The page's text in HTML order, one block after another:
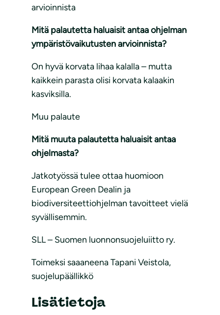
arvioinnista
Mitä palautetta haluaisit antaa ohjelman
ympäristövaikutusten arvioinnista?
On hyvä korvata lihaa kalalla – mutta
kaikkein parasta olisi korvata kalaakin
kasviksilla.
Muu palaute
Mitä muuta palautetta haluaisit antaa
ohjelmasta?
Jatkotyössä tulee ottaa huomioon
European Green Dealin ja
biodiversiteettiohjelman tavoitteet vielä
syvällisemmin.
SLL – Suomen luonnonsuojeluiitto ry.
Toimeksi saaaneena Tapani Veistola,
suojelupäällikkö
Lisätietoja